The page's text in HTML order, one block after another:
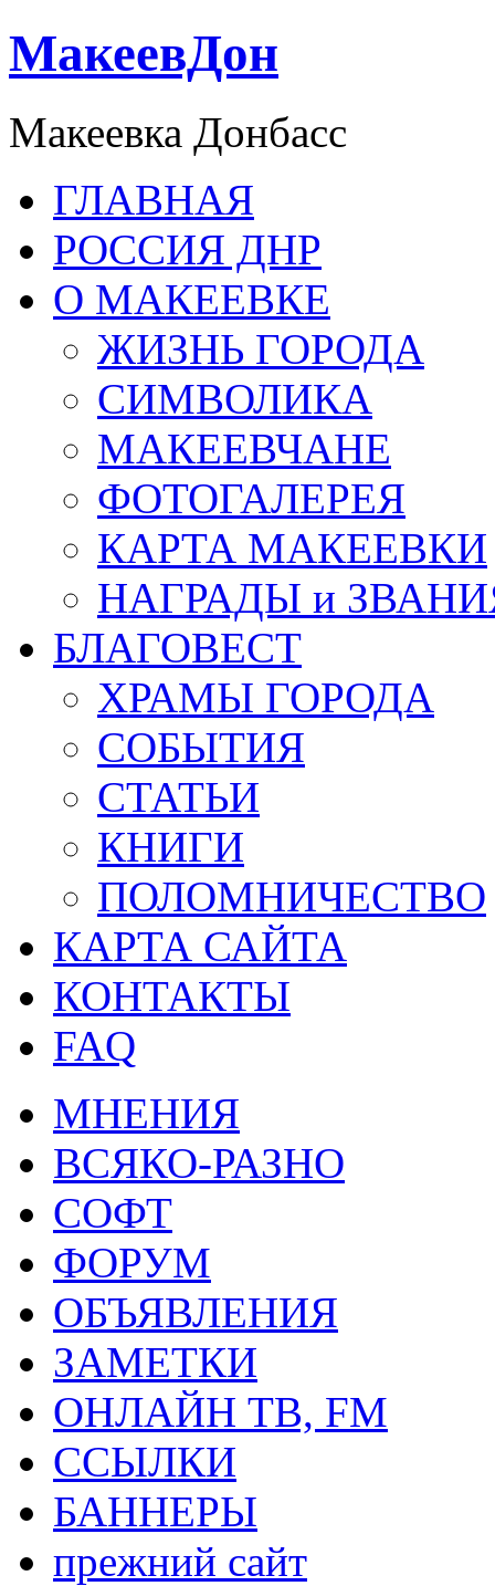
МакеевДон
Макеевка Донбасс
ГЛАВНАЯ
РОССИЯ ДНР
О МАКЕЕВКЕ
ЖИЗНЬ ГОРОДА
СИМВОЛИКА
МАКЕЕВЧАНЕ
ФОТОГАЛЕРЕЯ
КАРТА МАКЕЕВКИ
НАГРАДЫ и
БЛАГОВЕСТ
ХРАМЫ ГОРОДА
СОБЫТИЯ
СТАТЬИ
КНИГИ
ПОЛОМНИЧЕСТВО
КАРТА САЙТА
КОНТАКТЫ
FAQ
МНЕНИЯ
ВСЯКО-РАЗНО
СОФТ
ФОРУМ
ОБЪЯВЛЕНИЯ
ЗАМЕТКИ
ОНЛАЙН ТВ, FM
ССЫЛКИ
БАННЕРЫ
прежний сайт